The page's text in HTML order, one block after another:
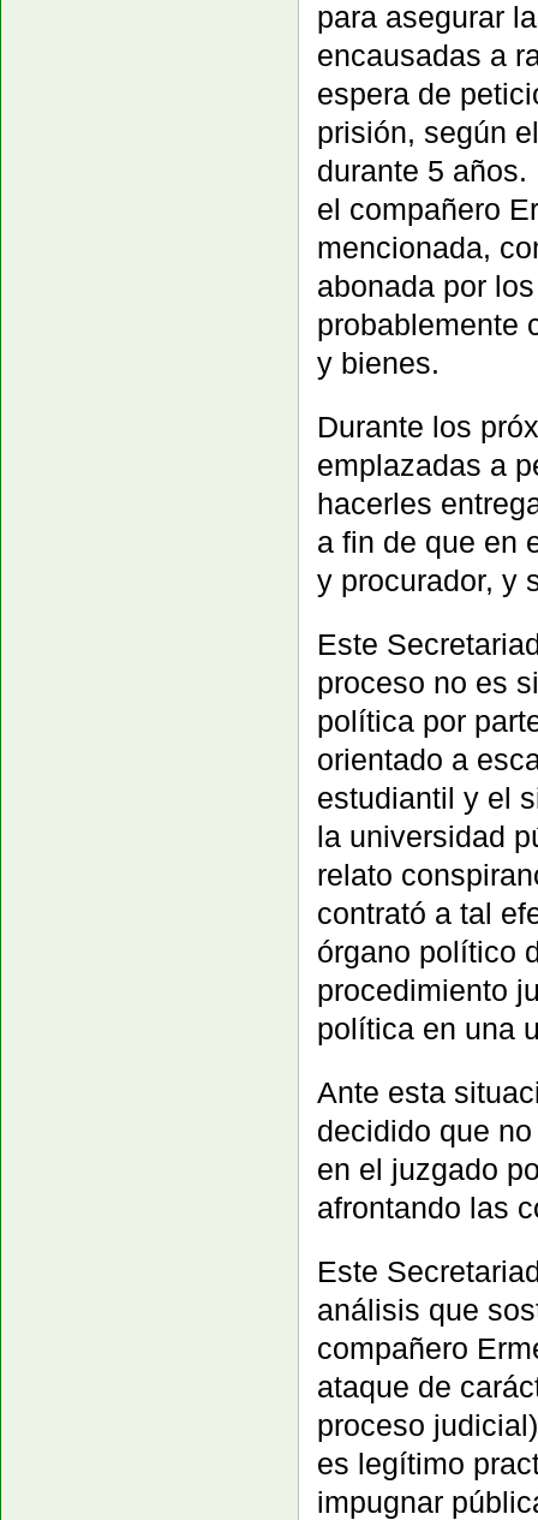
para asegurar
encausadas a
espera de
prisión, según
durante 5
el compañero
mencionada,
abonada por
probablemente
y bienes.
Durante los
emplazadas a
hacerles
a fin de que en
y procurador, y
Este
proceso no es
política por
orientado a
estudiantil y el
la universidad
relato
contrató a tal
órgano político
procedimiento
política en una
Ante esta
decidido que
en el juzgado
afrontando las
Este
análisis que
compañero
ataque de
proceso
es legítimo
impugnar